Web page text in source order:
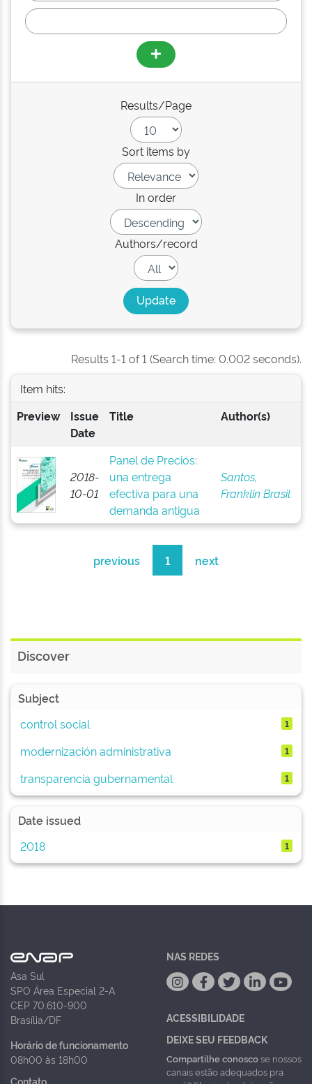
Results/Page
Sort items by
In order
Authors/record
Results 1-1 of 1 (Search time: 0.002 seconds).
Item hits:
Preview
Issue
Date
Title Author(s)
2018-
10-01
Panel de Precios:
una entrega
efectiva para una
demanda antigua
Santos,
Franklin Brasil
previous 1 next
Discover
Subject
control social
1
modernización administrativa 1
transparencia gubernamental 1
Date issued
2018
1
Asa Sul
SPO Área Especial 2-A
CEP 70.610-900
Brasília/DF
Horário de funcionamento
08h00 às 18h00
Contato
NAS REDES
ACESSIBILIDADE
DEIXE SEU FEEDBACK
Compartilhe conoscose nossos
canais estão adequados pra